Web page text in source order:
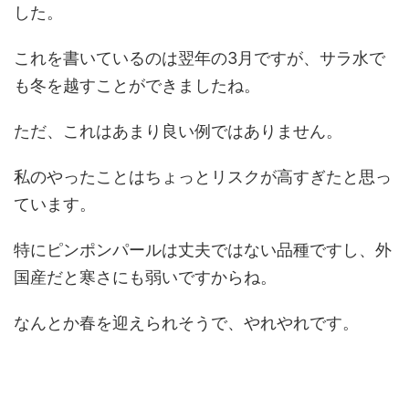
した。
これを書いているのは翌年の3月ですが、サラ水で
も冬を越すことができましたね。
ただ、これはあまり良い例ではありません。
私のやったことはちょっとリスクが高すぎたと思っ
ています。
特にピンポンパールは丈夫ではない品種ですし、外
国産だと寒さにも弱いですからね。
なんとか春を迎えられそうで、やれやれです。